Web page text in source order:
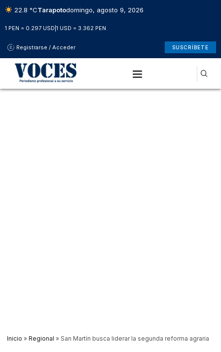
22.8 °CTarapotodomingo, agosto 9, 2026
1 PEN = 0.297 USD 1 USD = 3.362 PEN
Registrarse / Acceder SUSCRÍBETE
Inicio » Regional » San Martín busca liderar la segunda reforma agraria